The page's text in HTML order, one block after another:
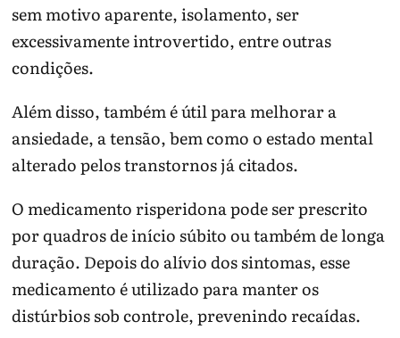
sem motivo aparente, isolamento, ser
excessivamente introvertido, entre outras
condições.
Além disso, também é útil para melhorar a
ansiedade, a tensão, bem como o estado mental
alterado pelos transtornos já citados.
O medicamento risperidona pode ser prescrito
por quadros de início súbito ou também de longa
duração. Depois do alívio dos sintomas, esse
medicamento é utilizado para manter os
distúrbios sob controle, prevenindo recaídas.